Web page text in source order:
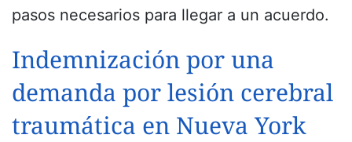
pasos necesarios para llegar a un acuerdo.
Indemnización por una
demanda por lesión cerebral
traumática en Nueva York